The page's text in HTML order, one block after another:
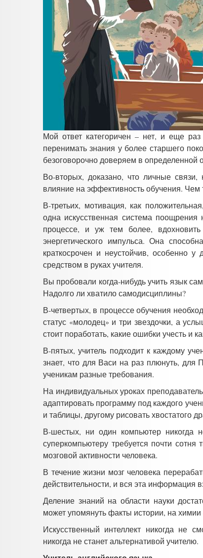
Мой ответ категоричен – нет, и еще
перенимать знания у более старшего
безоговорочно доверяем в определенной
Во-вторых, доказано, что личные
влияние на эффективность обучения.
В-третьих, мотивация, как
одна искусственная система поощрения
процессе, и уж тем более,
энергетического импульса. Она
краткосрочен и неустойчив, особенно
средством в руках учителя.
Вы пробовали когда-нибудь учить язык
Надолго ли хватило самодисциплины?
В-четвертых, в процессе обучения
статус «молодец» и три звездочки, а
стоит поработать, какие ошибки учесть и
В-пятых, учитель подходит к каждому
знает, что для Васи на раз плюнуть,
ученикам разные требования.
На индивидуальных уроках
адаптировать программу под каждого
и таблицы, другому рисовать хвостатого
В-шестых, ни один компьютер никогда
суперкомпьютеру требуется почти
мозговой активности человека.
В течение жизни мозг человека
действительности, и вся эта информация
Деление знаний на области науки
может упомянуть факты истории, на химии
Искусственный интеллект никогда не
никогда не станет альтернативой учителю.